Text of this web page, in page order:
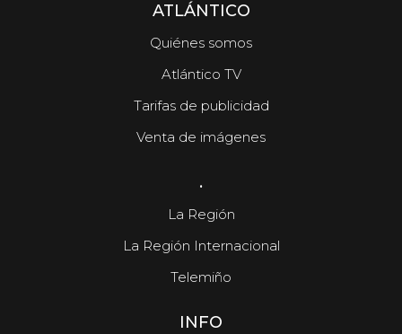
ATLÁNTICO
Quiénes somos
Atlántico TV
Tarifas de publicidad
Venta de imágenes
.
La Región
La Región Internacional
Telemiño
INFO